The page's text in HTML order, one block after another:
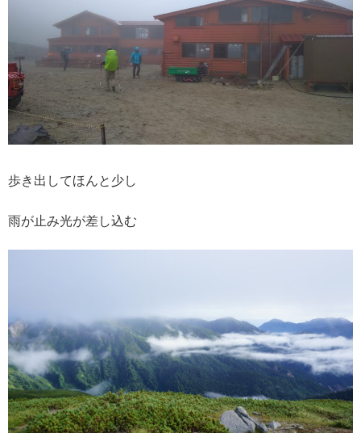
歩き出してほんと少し
雨が止み光が差し込む